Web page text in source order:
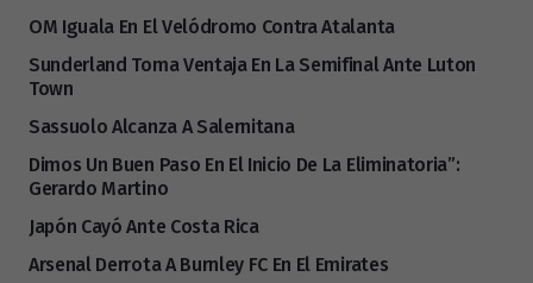
OM Iguala En El Velódromo Contra Atalanta
Sunderland Toma Ventaja En La Semifinal Ante Luton
Town
Sassuolo Alcanza A Salernitana
Dimos Un Buen Paso En El Inicio De La Eliminatoria”:
Gerardo Martino
Japón Cayó Ante Costa Rica
Arsenal Derrota A Burnley FC En El Emirates